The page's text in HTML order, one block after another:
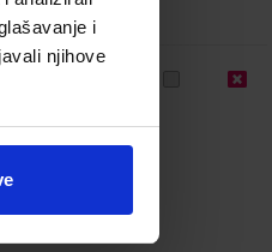
i
njihove